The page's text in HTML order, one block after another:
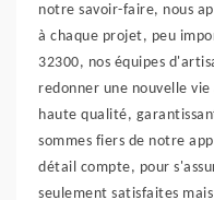
notre savoir-faire, nous
à chaque projet, peu
32300, nos équipes
redonner une nouvelle
haute qualité,
sommes fiers de notre
détail compte, pour
seulement satisfaites